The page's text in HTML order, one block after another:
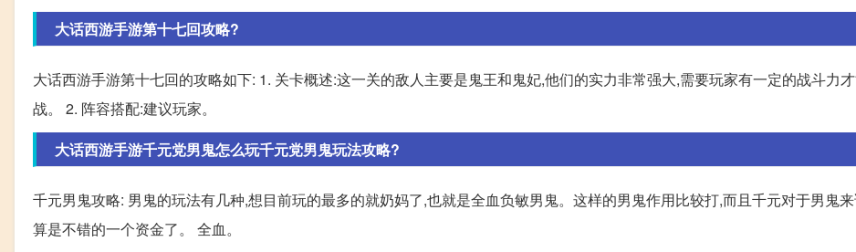
大话西游手游第十七回攻略?
大话西游手游第十七回的攻略如下: 1. 关卡概述:这一关的敌人主要是鬼王和鬼妃,他们的实力非常强大,需要玩家有一定的战斗力
战。 2. 阵容搭配:建议玩家。
大话西游手游千元党男鬼怎么玩千元党男鬼玩法攻略?
千元男鬼攻略: 男鬼的玩法有几种,想目前玩的最多的就奶妈了,也就是全血负敏男鬼。这样的男鬼作用比较打,而且千元对于男鬼
算是不错的一个资金了。 全血。